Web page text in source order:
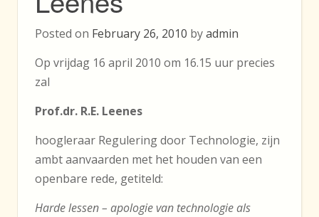
Posted on February 26, 2010 byadmin
Op vrijdag 16 april 2010 om 16.15 uur precies
zal
Prof.dr. R.E. Leenes
hoogleraar Regulering door Technologie, zijn
ambt aanvaarden met het houden van een
openbare rede, getiteld:
Harde lessen – apologie van technologie als